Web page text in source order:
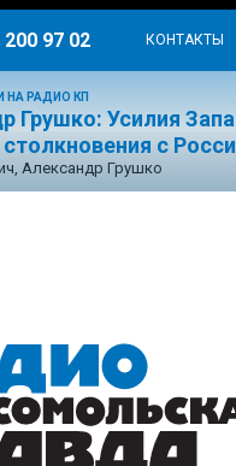
97 02 КОНТАКТЫ
НА РАДИО КП
Грушко: Усилия
с
Александр Грушко